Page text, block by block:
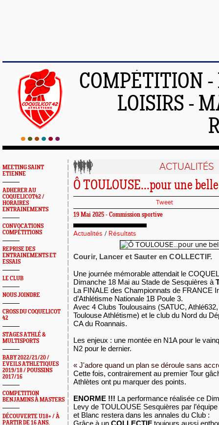
COMPÉTITION -
LOISIRS -
MEETING SAINT
ETIENNE
ADHERER AU
COQUELICOT42 /
HORAIRES
ENTRAINEMENTS
CONVOCATIONS
COMPÉTITIONS
REPRISE DES
ENTRAINEMENTS ET
ESSAIS
LE CLUB
NOUS JOINDRE
CROSS DU COQUELICOT
42
STAGES ATHLÉ &
MULTISPORTS
BABY 2022/21/20 /
EVEILS ATHLETIQUES
2019/18 / POUSSINS
2017/16
COMPETITION
BENJAMINS À MASTERS
DÉCOUVERTE U18+ / À
PARTIR DE 16 ANS.
ACTUALITÉS
Ô TOULOUSE...pour une
Tweet
19 Mai 2025 - Commission sportive
Actualités / Résultats
Courir, Lancer et Sauter en COLLECTIF.
Une journée mémorable attendait le
Dimanche 18 Mai au Stade de Sesquières à
La FINALE des Championnats de FRANCE
d’Athlétisme Nationale 1B Poule 3.
Avec 4 Clubs Toulousains (SATUC,
Toulouse Athlétisme) et le club du Nord du
CA du Roannais.
Les enjeux : une montée en N1A pour le
N2 pour le dernier.
« J'adore quand un plan se déroule sans
Cette fois, contrairement au premier Tour
Athlètes ont pu marquer des points.
ENORME !!! La performance réalisée ce
Levy de TOULOUSE Sesquières par
et Blanc restera dans les annales du Club :
Grâce à un COLLECTIF toujours aussi